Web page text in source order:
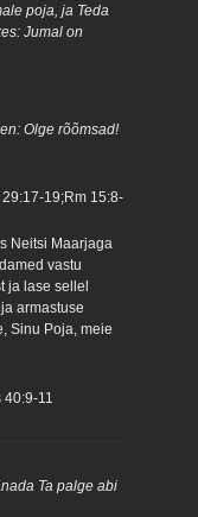
poja, ja Teda
Jumal on
Olge rõõmsad!
19;Rm 15:8-
Neitsi Maarjaga
vastu
ja lase sellel
armastuse
Sinu Poja, meie
40:9-11
Ta palge abi